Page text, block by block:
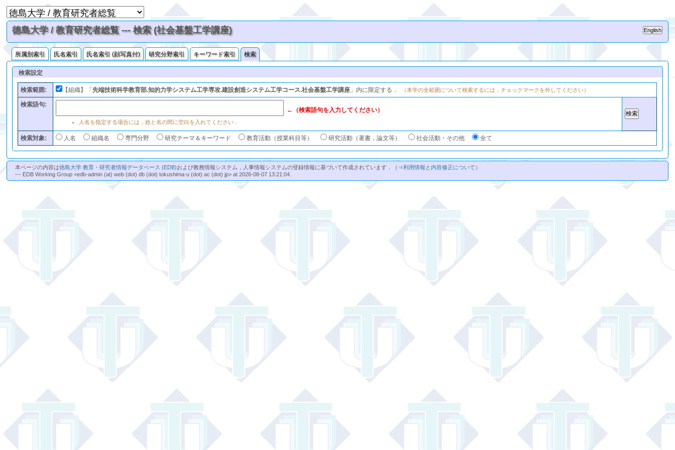
徳島大学 / 教育研究者総覧 --- 検索 (社会基盤工学講座)
所属別索引 氏名索引 氏名索引 (顔写真付) 研究分野索引 キーワード索引 検索
検索設定
検索範囲: 【組織】「先端技術科学教育部.知的力学システム工学専攻.建設創造システム工学コース.社会基盤工学講座 」内に限定する． （本学の全範囲について検索するには，チェックマークを外してください）
検索語句:
←（検索語句を入力してください）
人名を指定する場合には，姓と名の間に空白を入れてください．
検索対象: 人名 組織名 専門分野 研究テーマ＆キーワード 教育活動（授業科目等） 研究活動（著書，論文等） 社会活動・その他 全て
本ページの内容は徳島大学 教育・研究者情報データベース (EDB)および教務情報システム，人事情報システムの登録情報に基づいて作成されています．（⇒利用情報と内容修正について ）
--- EDB Working Group <edb-admin (at) web (dot) db (dot) tokushima-u (dot) ac (dot) jp> at 2026-08-07 13:21:04.